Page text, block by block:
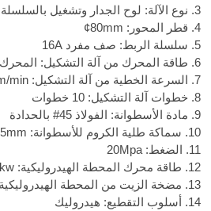
3. نوع الآلة: لوح الجدار وتشغيل بالسلسلة
4. قطر المحور:
¢80mm
5. سلسلة الربط: صف مفرد 16A
6. طاقة المحرك من آلة التشكيل: المحرك الهيدروليكي
7. السرعة الخطية من آلة التشكيل:
min
8. خطوات آلة التشكيل: 10 خطوات
9. مادة الأسطوانة: الفولاذ 45# بالحدادة
10. سماكة طلية الكروم للأسطوانة: 0.05mm
11. الضغط: 20Mpa
12. طاقة محرك المحطة الهيدروليكية: 7.5kw
13. مضخة الزيت من المحطة الهيدروليكية: مضخة التروس
14. أسلوب التقطيع: هيدروليك